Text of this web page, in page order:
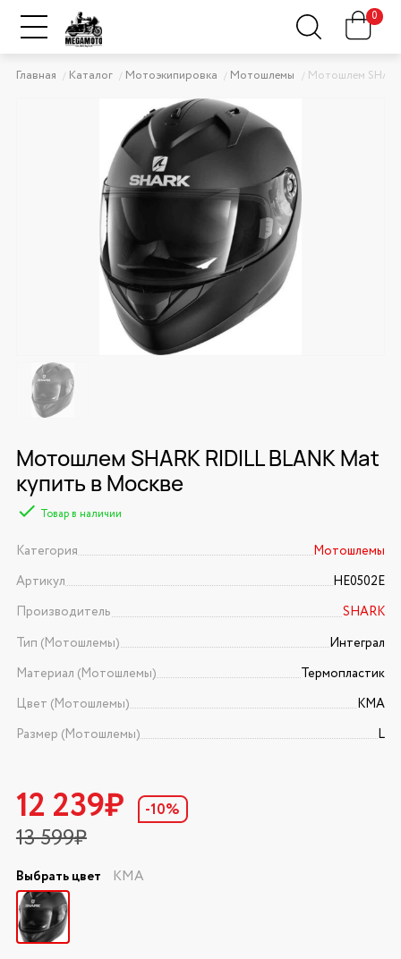
0
Главная Каталог Мотоэкипировка Мотошлемы Мотошлем
Мотошлем SHARK RIDILL BLANK Mat
купить в Москве
Товар в наличии
Категория
Мотошлемы
Артикул
HE0502E
Производитель
SHARK
Тип (Мотошлемы)
Интеграл
Материал (Мотошлемы)
Термопластик
Цвет (Мотошлемы)
KMA
Размер (Мотошлемы)
L
12 239₽
13 599₽
-10%
Выбрать цвет KMA